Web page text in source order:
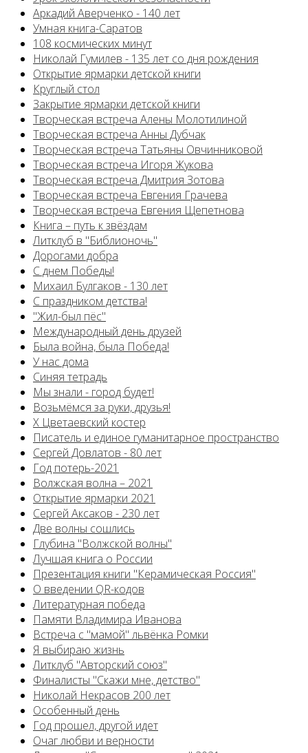
Аркадий Аверченко - 140 лет
Умная книга-Саратов
108 космических минут
Николай Гумилев - 135 лет со дня рождения
Открытие ярмарки детской книги
Круглый стол
Закрытие ярмарки детской книги
Творческая встреча Алены Молотилиной
Творческая встреча Анны Дубчак
Творческая встреча Татьяны Овчинниковой
Творческая встреча Игоря Жукова
Творческая встреча Дмитрия Зотова
Творческая встреча Евгения Грачева
Творческая встреча Евгения Щепетнова
Книга – путь к звёздам
Литклуб в "Библионочь"
Дорогами добра
С днем Победы!
Михаил Булгаков - 130 лет
С праздником детства!
"Жил-был пёс"
Международный день друзей
Была война, была Победа!
У нас дома
Синяя тетрадь
Мы знали - город будет!
Возьмёмся за руки, друзья!
X Цветаевский костер
Писатель и единое гуманитарное пространство
Сергей Довлатов - 80 лет
Год потерь-2021
Волжская волна – 2021
Открытие ярмарки 2021
Сергей Аксаков - 230 лет
Две волны сошлись
Глубина "Волжской волны"
Лучшая книга о России
Презентация книги "Керамическая Россия"
О введении QR-кодов
Литературная победа
Памяти Владимира Иванова
Встреча с "мамой" львёнка Ромки
Я выбираю жизнь
Литклуб "Авторский союз"
Финалисты "Скажи мне, детство"
Николай Некрасов 200 лет
Особенный день
Год прошел, другой идет
Очаг любви и верности